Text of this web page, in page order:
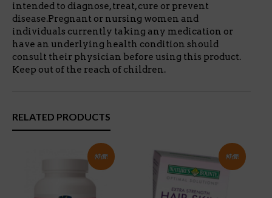
intended to diagnose, treat, cure or prevent
disease.Pregnant or nursing women and
individuals currently taking any medication or
have an underlying health condition should
consult their physician before using this product.
Keep out of the reach of children.
RELATED PRODUCTS
特價! 特價!